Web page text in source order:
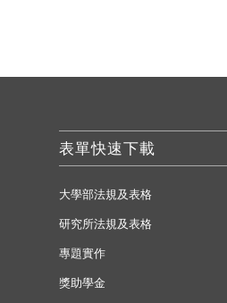
表單快速下載
大學部法規及表格
研究所法規及表格
專題實作
獎助學金